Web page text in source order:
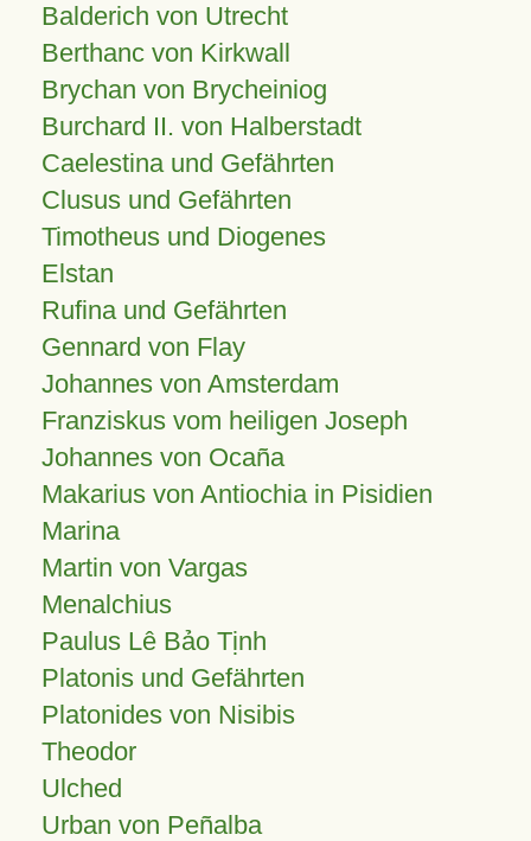
Balderich von Utrecht
Berthanc von Kirkwall
Brychan von Brycheiniog
Burchard II. von Halberstadt
Caelestina und Gefährten
Clusus und Gefährten
Timotheus und Diogenes
Elstan
Rufina und Gefährten
Gennard von Flay
Johannes von Amsterdam
Franziskus vom heiligen Joseph
Johannes von Ocaña
Makarius von Antiochia in Pisidien
Marina
Martin von Vargas
Menalchius
Paulus Lê Bảo Tịnh
Platonis und Gefährten
Platonides von Nisibis
Theodor
Ulched
Urban von Peñalba